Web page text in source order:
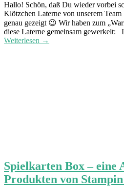
Hallo! Schön, daß Du wieder vorbei
Klötzchen Laterne von unserem
genau gezeigt 😉 Wir haben zum
diese Laterne gemeinsam gewerkelt:
Weiterlesen →
Spielkarten Box – eine
Produkten von